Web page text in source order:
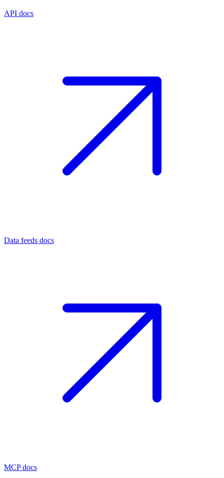
API docs
Data feeds docs
MCP docs